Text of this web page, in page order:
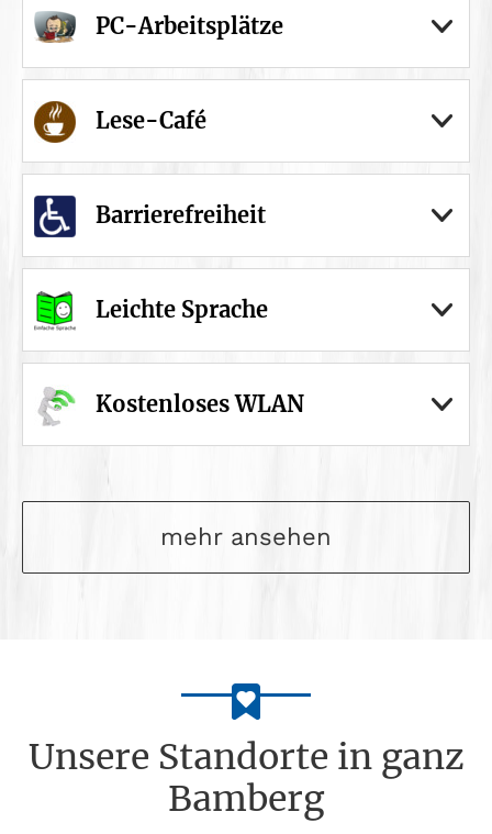
PC-Arbeitsplätze
Lese-Café
Barrierefreiheit
Leichte Sprache
Kostenloses WLAN
mehr ansehen
Unsere Standorte in ganz
Bamberg